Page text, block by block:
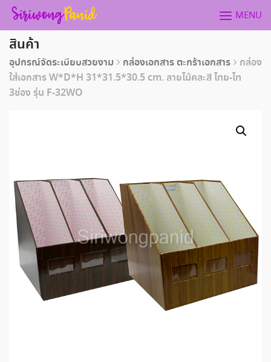
Skip
content
MENU
สินค้า
อุปกรณ์จัดระเบียบสวยงาม กล่องเอกสาร ตะกร้าเอกสาร
กล่อง
ใส่เอกสาร W*D*H 31*31.5*30.5 cm. ลายไม้คละสี ไทย-ไท
3ช่อง รุ่น F-32WO